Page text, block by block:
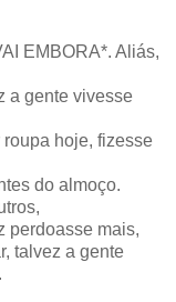
EMBORA*. Aliás,
a gente vivesse
hoje, fizesse
do almoço.
perdoasse mais,
talvez a gente